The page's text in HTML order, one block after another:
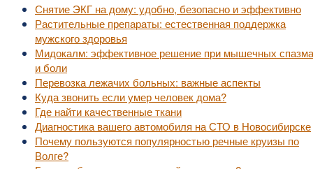
Снятие ЭКГ на дому: удобно, безопасно и эффективно
Растительные препараты: естественная поддержка
мужского здоровья
Мидокалм: эффективное решение при мышечных
и боли
Перевозка лежачих больных: важные аспекты
Куда звонить если умер человек дома?
Где найти качественные ткани
Диагностика вашего автомобиля на СТО в Новосибирске
Почему пользуются популярностью речные круизы по
Волге?